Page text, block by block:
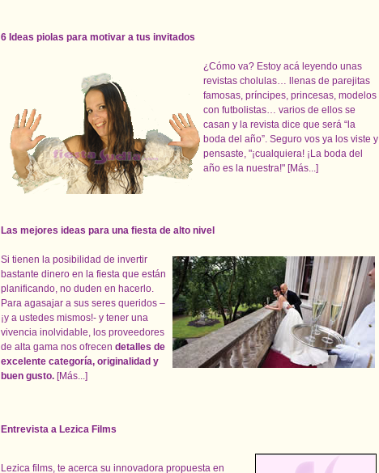
6 Ideas piolas para motivar a tus invitados
¿Cómo va? Estoy acá leyendo unas
revistas cholulas… llenas de parejitas
famosas, príncipes, princesas, modelos
con futbolistas… varios de ellos se
casan y la revista dice que será “la
boda del año”. Seguro vos ya los viste y
pensaste, "¡cualquiera! ¡La boda del
año es la nuestra!" [Más...]
Las mejores ideas para una fiesta de alto nivel
Si tienen la posibilidad de invertir
bastante dinero en la fiesta que están
planificando, no duden en hacerlo.
Para agasajar a sus seres queridos –
¡y a ustedes mismos!- y tener una
vivencia inolvidable, los proveedores
de alta gama nos ofrecen detalles de
excelente categoría, originalidad y
buen gusto. [Más...]
Entrevista a Lezica Films
Lezica films, te acerca su innovadora propuesta en